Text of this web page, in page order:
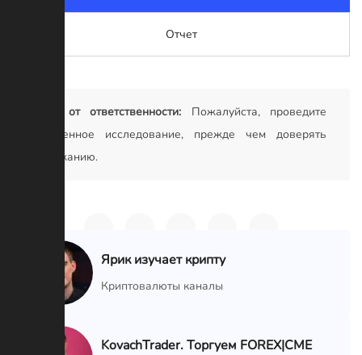
Отчет
Отказ от ответственности: Пожалуйста, проведите
собственное исследование, прежде чем доверять
содержанию.
Ярик изучает крипту
Криптовалюты каналы
KovachTrader. Торгуем FOREX|CME